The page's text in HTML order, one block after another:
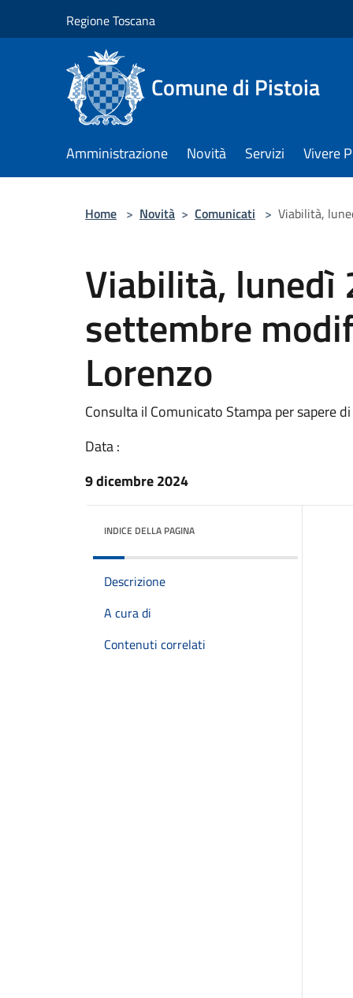
Regione Toscana
Comune di Pistoia
Amministrazione Novità Servizi Vivere
Home > Novità > Comunicati > Viabilità,
Viabilità, lunedì
settembre
Lorenzo
Consulta il Comunicato Stampa per sapere
Data :
9 dicembre 2024
INDICE DELLA PAGINA
Descrizione
A cura di
Contenuti correlati